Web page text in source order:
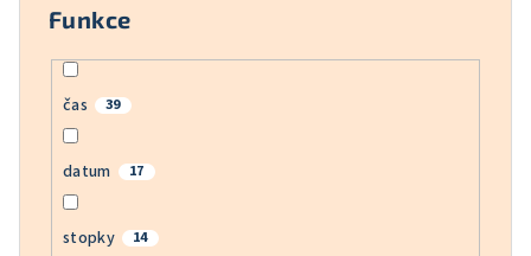
Funkce
čas 39
datum 17
stopky 14